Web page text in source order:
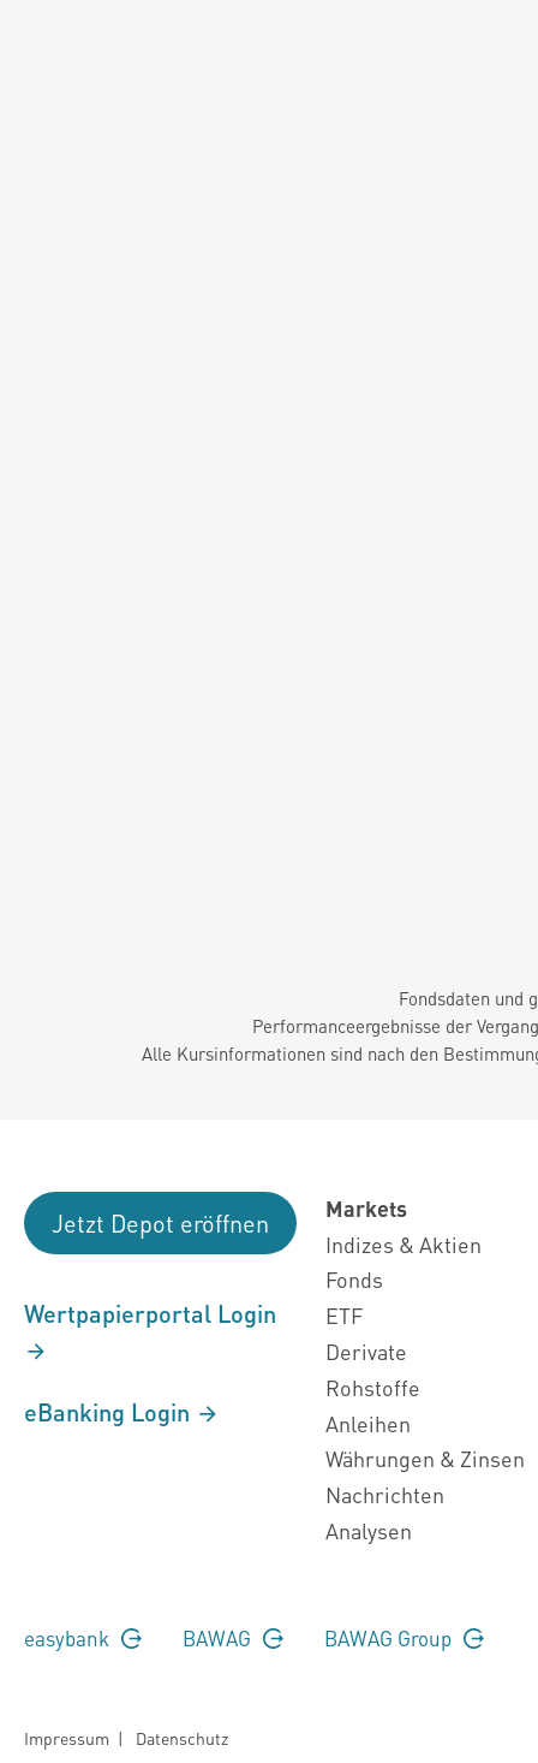
Fondsdaten und
Performanceergebnisse der
Alle Kursinformationen sind nach den
Jetzt Depot eröffnen
Wertpapierportal Login
eBanking Login
Markets
Indizes & Aktien
Fonds
ETF
Derivate
Rohstoffe
Anleihen
Währungen & Zinsen
Nachrichten
Analysen
easybank BAWAG BAWAG Group
Impressum | Datenschutz